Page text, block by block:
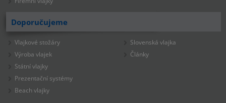
Doporučujeme
Vlajkové stožáry
Výroba vlajek
Státní vlajky
Prezentační systémy
Beach vlajky
Slovenská vlajka
Články